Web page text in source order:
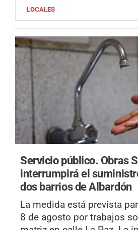
LOCALES
Servicio público. Obras
interrumpirá el
dos barrios de Albardón
La medida está prevista
8 de agosto por trabajos